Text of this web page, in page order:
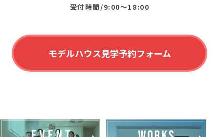
受付時間/9:00〜18:00
モデルハウス見学予約フォーム